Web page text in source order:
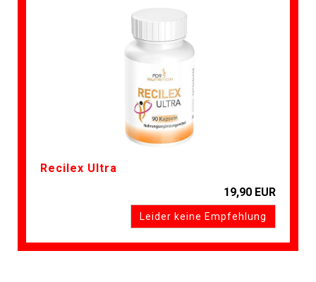
Recilex Ultra
19,90 EUR
Leider keine Empfehlung